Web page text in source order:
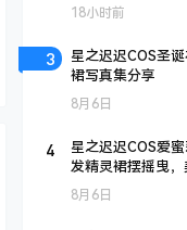
18小时前
3
星之迟迟COS圣
裙写真集分享
8月6日
4
星之迟迟COS爱
发精灵裙摆摇曳，
8月6日